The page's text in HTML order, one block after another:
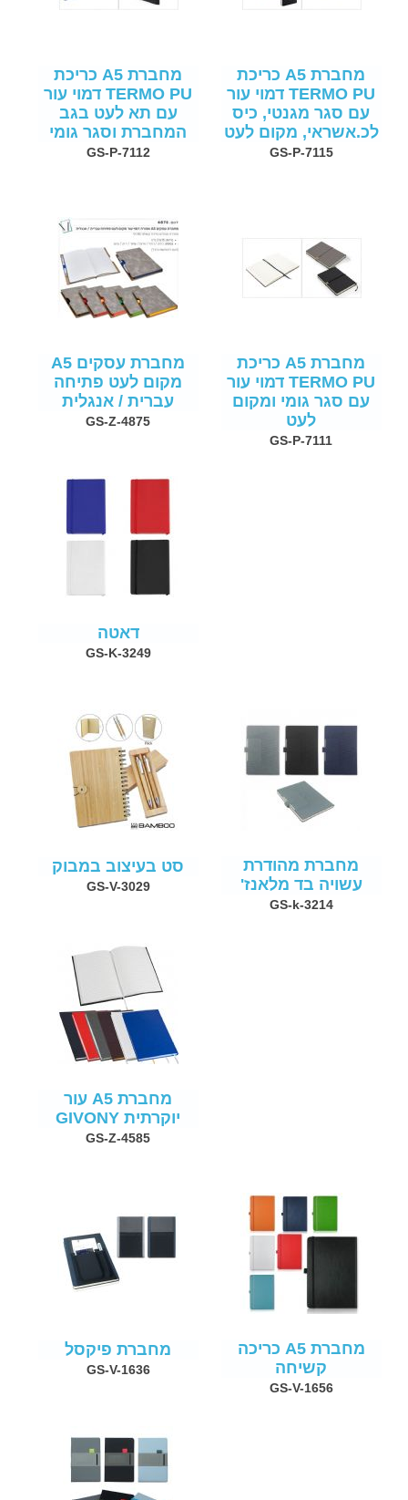
מחברת A5 כריכת
TERMO PU דמוי עור
עם סגר מגנטי, כיס
לכ.אשראי, מקום לעט
GS-P-7115
מחברת A5 כריכת
TERMO PU דמוי עור
עם תא לעט בגב
המחברת וסגר גומי
GS-P-7112
מחברת A5 כריכת
TERMO PU דמוי עור
עם סגר גומי ומקום
לעט
GS-P-7111
מחברת עסקים A5
מקום לעט פתיחה
עברית / אנגלית
GS-Z-4875
דאטה
GS-K-3249
מחברת מהודרת
עשויה בד מלאנז'
GS-k-3214
סט בעיצוב במבוק
GS-V-3029
מחברת A5 עור
יוקרתית GIVONY
GS-Z-4585
מחברת A5 כריכה
קשיחה
GS-V-1656
מחברת פיקסל
GS-V-1636